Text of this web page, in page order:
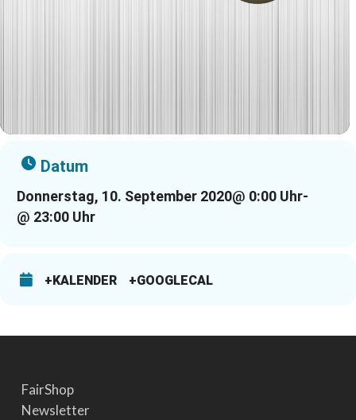
Datum
Donnerstag, 10. September 2020@ 0:00 Uhr-
@ 23:00 Uhr
+KALENDER +GOOGLECAL
FairShop
Newsletter